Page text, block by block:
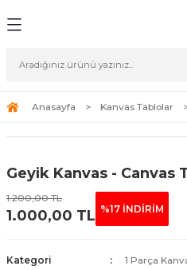
Tablolar
Tablolar
Tablolar
Sanat
Anasayfa Kanvas Tablolar
Geyik Kanvas - Canvas
1.200,00 TL
1.000,00 TL %17 İNDİRİM
Kategori
1 Parça